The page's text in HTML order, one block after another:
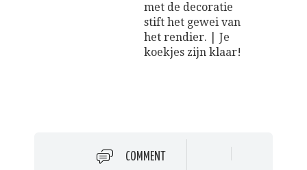
met de decoratie
stift het gewei van
het rendier. | Je
koekjes zijn klaar!
COMMENT